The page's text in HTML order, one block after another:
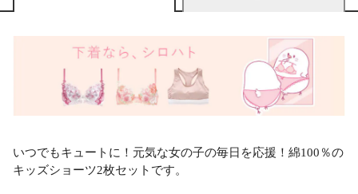
いつでもキュートに！元気な女の子の毎日を応援！綿100％の
キッズショーツ2枚セットです。